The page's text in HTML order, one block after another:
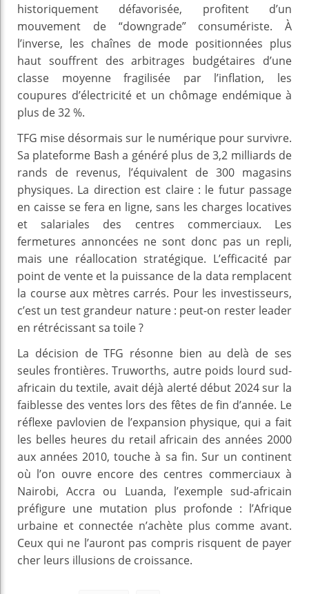
historiquement défavorisée, profitent d’un
mouvement de “downgrade” consumériste. À
l’inverse, les chaînes de mode positionnées plus
haut souffrent des arbitrages budgétaires d’une
classe moyenne fragilisée par l’inflation, les
coupures d’électricité et un chômage endémique à
plus de 32 %.
TFG mise désormais sur le numérique pour survivre.
Sa plateforme Bash a généré plus de 3,2 milliards de
rands de revenus, l’équivalent de 300 magasins
physiques. La direction est claire : le futur passage
en caisse se fera en ligne, sans les charges locatives
et salariales des centres commerciaux. Les
fermetures annoncées ne sont donc pas un repli,
mais une réallocation stratégique. L’efficacité par
point de vente et la puissance de la data remplacent
la course aux mètres carrés. Pour les investisseurs,
c’est un test grandeur nature : peut-on rester leader
en rétrécissant sa toile ?
La décision de TFG résonne bien au delà de ses
seules frontières. Truworths, autre poids lourd sud-
africain du textile, avait déjà alerté début 2024 sur la
faiblesse des ventes lors des fêtes de fin d’année. Le
réflexe pavlovien de l’expansion physique, qui a fait
les belles heures du retail africain des années 2000
aux années 2010, touche à sa fin. Sur un continent
où l’on ouvre encore des centres commerciaux à
Nairobi, Accra ou Luanda, l’exemple sud-africain
préfigure une mutation plus profonde : l’Afrique
urbaine et connectée n’achète plus comme avant.
Ceux qui ne l’auront pas compris risquent de payer
cher leurs illusions de croissance.